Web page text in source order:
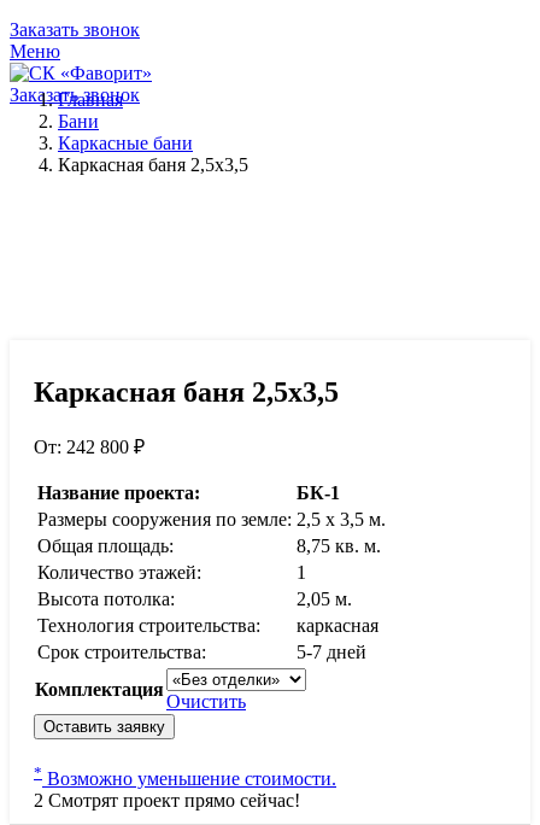
Заказать звонок
Меню
Заказать звонок
Главная
Бани
Каркасные бани
Каркасная баня 2,5х3,5
Каркасная баня 2,5х3,5
От: 242 800 ₽
Название проекта:
БК-1
Размеры сооружения по земле: 2,5 x 3,5 м.
Общая площадь:
8,75 кв. м.
Количество этажей:
1
Высота потолка:
2,05 м.
Технология строительства:
каркасная
Срок строительства:
5-7 дней
Комплектация
Очистить
Оставить заявку
* Возможно уменьшение стоимости.
2 Смотрят проект прямо сейчас!